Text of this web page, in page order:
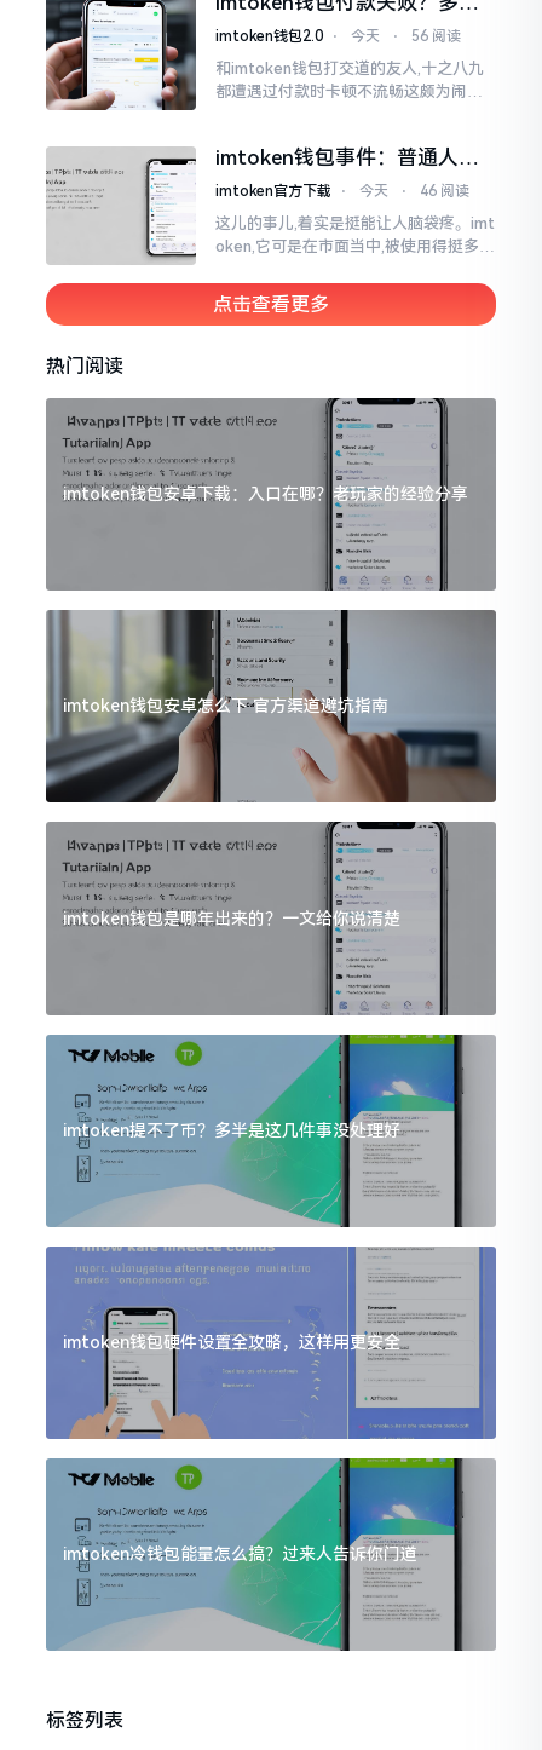
判断。
是这几个原因闹的
imtoken钱包2.0 ⋅ 今天 ⋅ 56 阅读
和imtoken钱包打交道的友人,十之八九
都遭遇过付款时卡顿不流畅这颇为闹心
急得连连跺脚。实际上讲
imtoken钱包事件：普通人该
咋办？
imtoken官方下载 ⋅ 今天 ⋅ 46 阅读
这儿的事儿,着实是挺能让人脑袋疼。imt
oken,它可是在市面当中,被使用得挺多的
咧,好多人的资产,都跟着一块儿晃悠起来
点击查看更多
热门阅读
imtoken钱包安卓下载：入口在哪？老玩家的经验分享
imtoken钱包安卓怎么下 官方渠道避坑指南
imtoken钱包是哪年出来的？一文给你说清楚
imtoken提不了币？多半是这几件事没处理好
imtoken钱包硬件设置全攻略，这样用更安全
imtoken冷钱包能量怎么搞？过来人告诉你门道
标签列表